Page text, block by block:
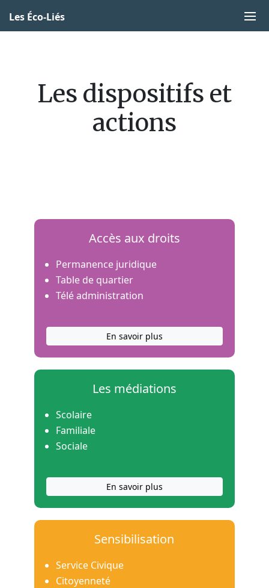
Les Éco-Liés
Les dispositifs et
actions
Accès aux droits
Permanence juridique
Table de quartier
Télé administration
En savoir plus
Les médiations
Scolaire
Familiale
Sociale
En savoir plus
Sensibilisation
Service Civique
Citoyenneté